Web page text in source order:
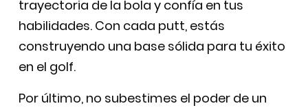
trayectoria de la bola y confía en tus
habilidades. Con cada putt, estás
construyendo una base sólida para tu éxito
en el golf.
Por último, no subestimes el poder de un